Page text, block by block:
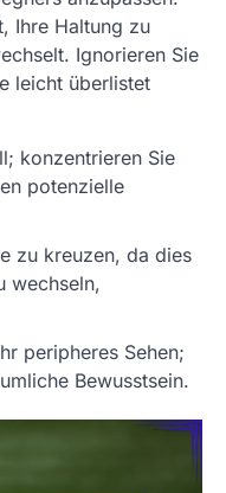
Ihre Haltung zu
Ignorieren Sie
leicht überlistet
konzentrieren Sie
potenzielle
zu kreuzen, da dies
wechseln,
peripheres Sehen;
Bewusstsein.